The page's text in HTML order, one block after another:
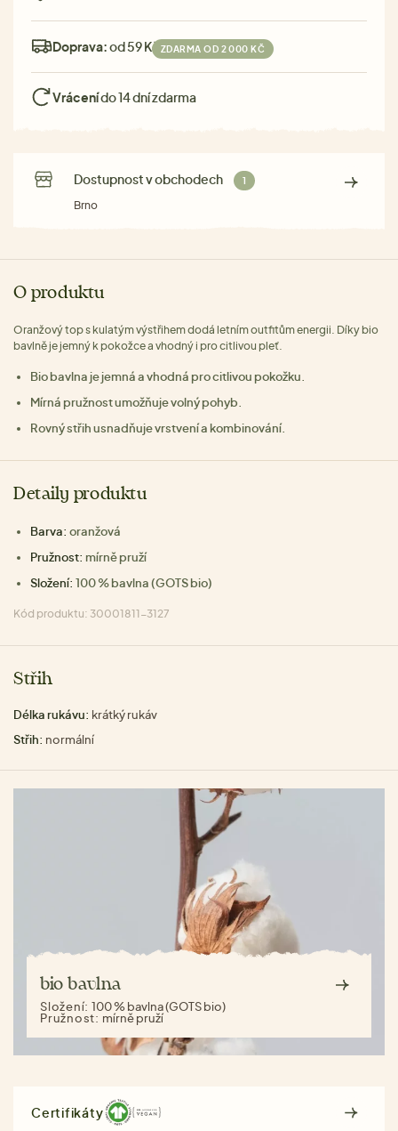
Doprava:od 59 Kč ZDARMA OD 2 000 KČ
Vrácenído 14 dní zdarma
Dostupnost v obchodech 1
Brno
O produktu
Oranžový top s kulatým výstřihem dodá letním outfitům energii. Díky bio
bavlně je jemný k pokožce a vhodný i pro citlivou pleť.
Bio bavlna je jemná a vhodná pro citlivou pokožku.
Mírná pružnost umožňuje volný pohyb.
Rovný střih usnadňuje vrstvení a kombinování.
Detaily produktu
Barva: oranžová
Pružnost: mírně pruží
Složení: 100 % bavlna (GOTS bio)
Kód produktu: 30001811-3127
Střih
Délka rukávu: krátký rukáv
Střih: normální
bio bavlna
Složení:100 % bavlna (GOTS bio)
Pružnost: mírně pruží
Certifikáty